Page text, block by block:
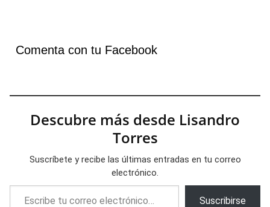
Comenta con tu Facebook
Descubre más desde Lisandro
Torres
Suscríbete y recibe las últimas entradas en tu correo
electrónico.
Escribe tu correo electrónico…
Suscribirse